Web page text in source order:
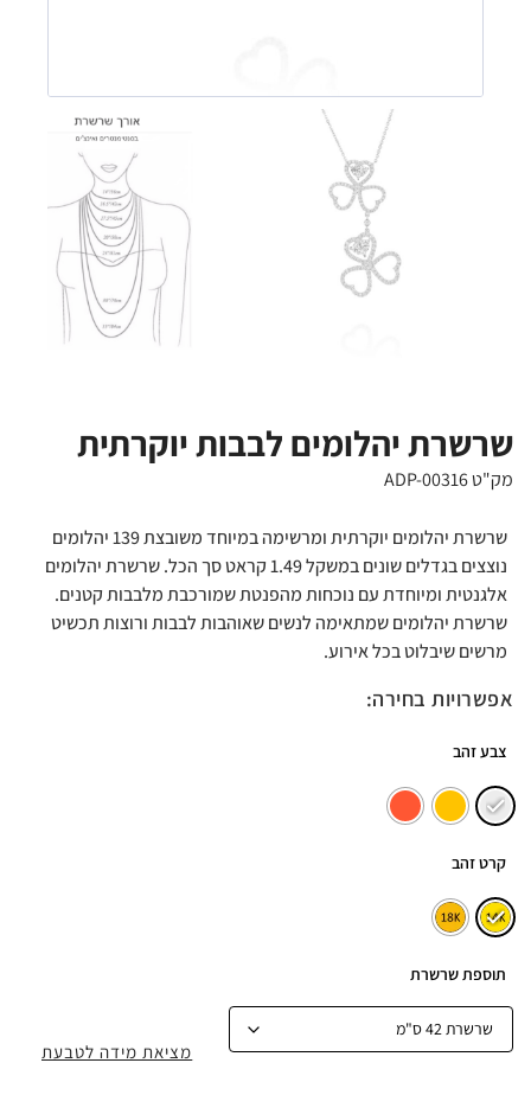
שרשרת יהלומים לבבות יוקרתית
מק"ט ADP-00316
שרשרת יהלומים יוקרתית ומרשימה במיוחד משובצת 139 יהלומים
נוצצים בגדלים שונים במשקל 1.49 קראט סך הכל. שרשרת יהלומים
אלגנטית ומיוחדת עם נוכחות מהפנטת שמורכבת מלבבות קטנים.
שרשרת יהלומים שמתאימה לנשים שאוהבות לבבות ורוצות תכשיט
מרשים שיבלוט בכל אירוע.
אפשרויות בחירה:
צבע זהב
קרט זהב
תוספת שרשרת
מציאת מידה לטבעת